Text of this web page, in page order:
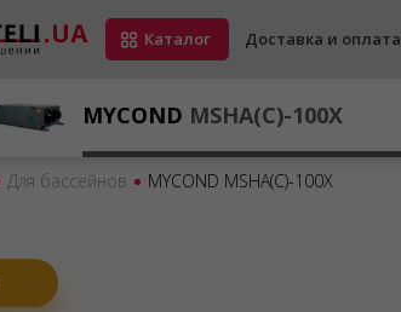
Каталог Доставка и оплата
Для бассейнов MYCOND MSHA(C)-100X
MYCOND MSHA(C)-100X